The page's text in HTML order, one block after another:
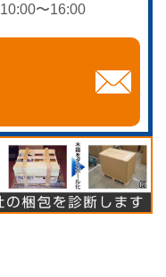
〜16:00